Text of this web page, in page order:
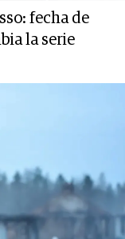
fecha de
la serie